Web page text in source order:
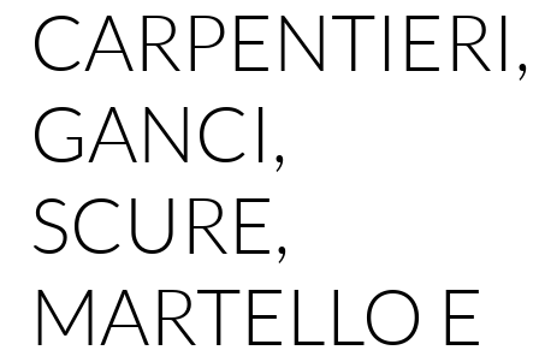
CARPENTIERI,
GANCI,
SCURE,
MARTELLO E